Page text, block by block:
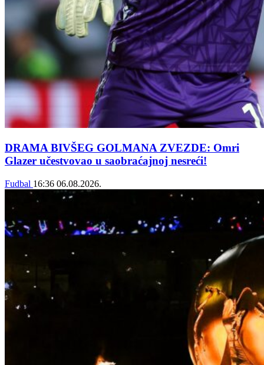
DRAMA BIVŠEG GOLMANA ZVEZDE: Omri
Glazer učestvovao u saobraćajnoj nesreći!
Fudbal 16:36 06.08.2026.